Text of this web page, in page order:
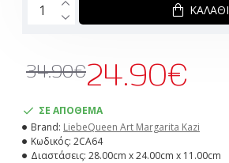
ΣΕ ΑΠΟΘΕΜΑ
Brand: LiebeQueen Art Margarita Kazi
Κωδικός: 2CA64
Διαστάσεις: 28.00cm x 24.00cm x 11.00cm
24.90€
34.90€
ΚΑΛΆΘΙ